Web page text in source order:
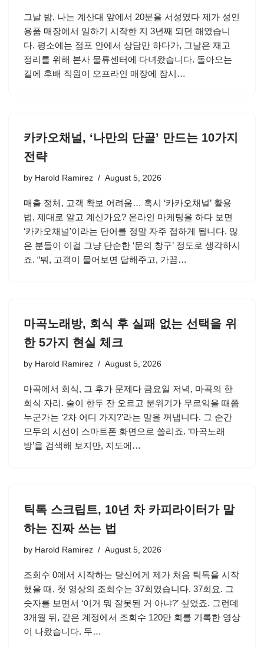
그날 밤, 나는 계산대 앞에서 20분을 서성였다 제가 성인
용품 매장에서 일하기 시작한 지 3년째 되던 해였습니
다. 평소에는 점포 안에서 상담만 하다가, 그날은 재고
정리를 위해 본사 물류센터에 다녀왔습니다. 돌아오는
길에 후배 직원이 오프라인 매장에 잠시…
카카오채널, ‘나만의 단골’ 만드는 10가지
전략
by Harold Ramirez August 5, 2026
매출 정체, 고객 확보 어려움… 혹시 ‘카카오채널’ 활용
법, 제대로 알고 계신가요? 온라인 마케팅을 하다 보면
‘카카오채널’이라는 단어를 정말 자주 접하게 됩니다. 많
은 분들이 이걸 그냥 단순한 ‘문의 창구’ 정도로 생각하시
죠. “뭐, 고객이 물어보면 답해주고, 가끔…
마곡노래방, 회식 후 실패 없는 선택을 위
한 5가지 현실 체크
by Harold Ramirez August 5, 2026
마곡에서 회식, 그 후가 문제다 금요일 저녁, 마곡의 한
회식 자리. 술이 한두 잔 오르고 분위기가 무르익을 때쯤
누군가는 ‘2차 어디 가지?’라는 말을 꺼냅니다. 그 순간
모두의 시선이 스마트폰 화면으로 쏠리죠. ‘마곡노래
방’을 검색해 보지만, 지도에…
틱톡 스크립트, 10년 차 카피라이터가 말
하는 진짜 쓰는 법
by Harold Ramirez August 5, 2026
조회수 0에서 시작하는 당신에게 제가 처음 틱톡을 시작
했을 때, 첫 영상의 조회수는 37회였습니다. 37회요. 그
숫자를 보면서 ‘이거 뭐 잘못된 거 아냐?’ 싶었죠. 그런데
3개월 뒤, 같은 계정에서 조회수 120만 회를 기록한 영상
이 나왔습니다. 두…